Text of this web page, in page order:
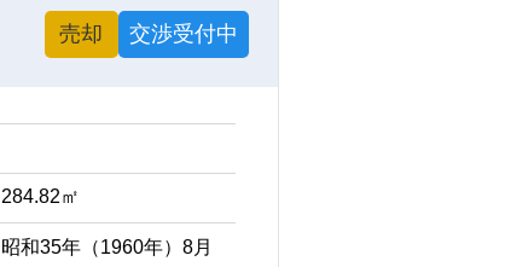
売却 交渉受付中
284.82㎡
昭和35年（1960年）8月